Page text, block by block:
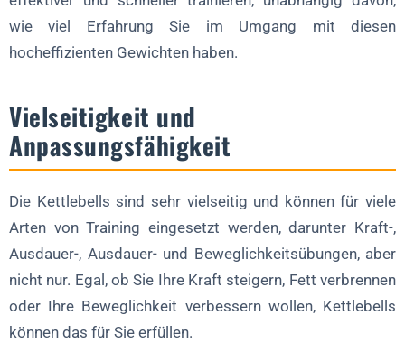
wie viel Erfahrung Sie im Umgang mit diesen
hocheffizienten Gewichten haben.
Vielseitigkeit und
Anpassungsfähigkeit
Die Kettlebells sind sehr vielseitig und können für viele
Arten von Training eingesetzt werden, darunter Kraft-,
Ausdauer-, Ausdauer- und Beweglichkeitsübungen, aber
nicht nur. Egal, ob Sie Ihre Kraft steigern, Fett verbrennen
oder Ihre Beweglichkeit verbessern wollen, Kettlebells
können das für Sie erfüllen.